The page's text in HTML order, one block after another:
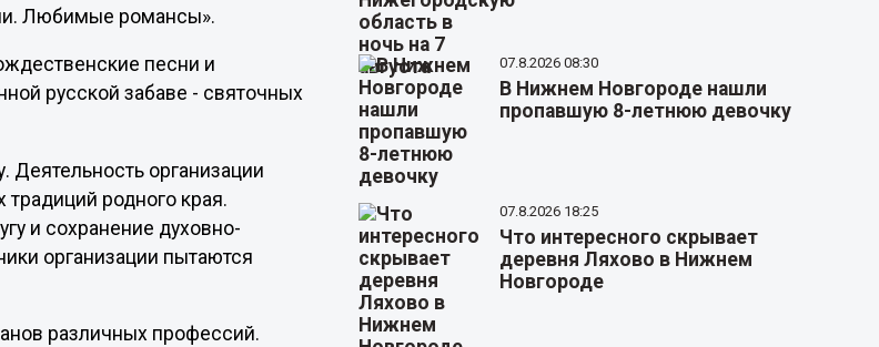
Любимые романсы».
песни и
русской забаве - святочных
Деятельность организации
традиций родного края.
и сохранение духовно-
организации пытаются
различных профессий.
07.8.2026 08:30
В Нижнем Новгороде нашли
пропавшую 8-летнюю девочку
07.8.2026 18:25
Что интересного скрывает
деревня Ляхово в Нижнем
Новгороде